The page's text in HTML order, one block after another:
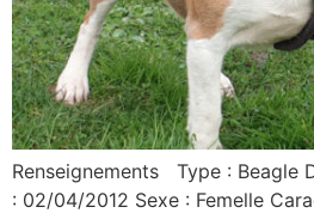
Renseignements Type : Beagle
: 02/04/2012 Sexe : Femelle